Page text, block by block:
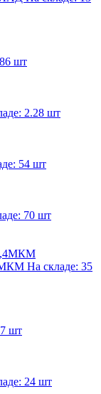
шт
2.28 шт
54 шт
70 шт
На складе: 35
шт
24 шт